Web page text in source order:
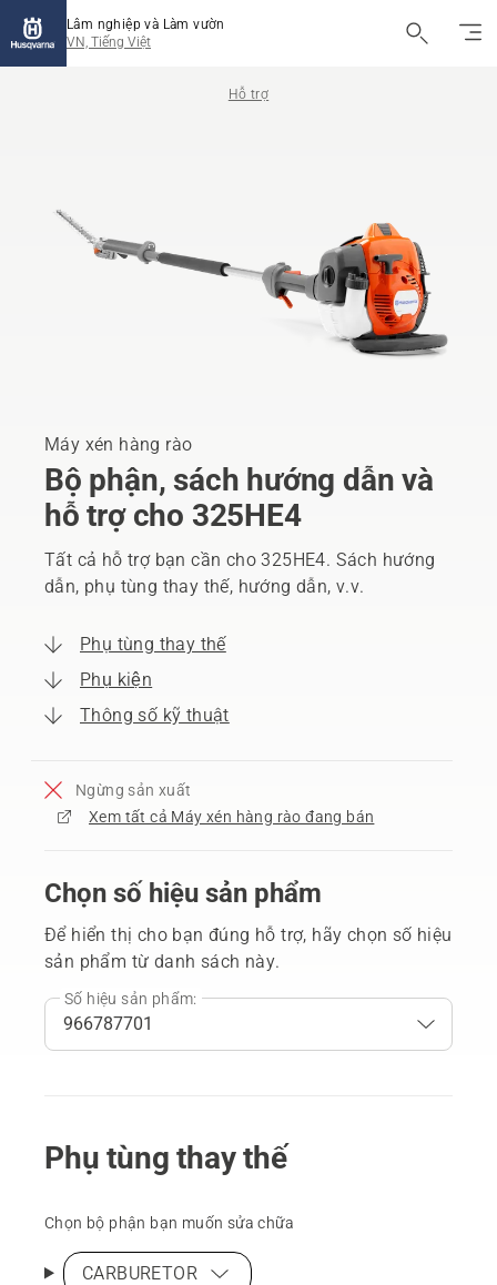
Lâm nghiệp và Làm vườn
VN, Tiếng Việt
Hỗ trợ
Máy xén hàng rào
Bộ phận, sách hướng dẫn và
hỗ trợ cho 325HE4
Tất cả hỗ trợ bạn cần cho 325HE4. Sách hướng
dẫn, phụ tùng thay thế, hướng dẫn, v.v.
Phụ tùng thay thế
Phụ kiện
Thông số kỹ thuật
Ngừng sản xuất
Xem tất cả Máy xén hàng rào đang bán
Chọn số hiệu sản phẩm
Để hiển thị cho bạn đúng hỗ trợ, hãy chọn số hiệu
sản phẩm từ danh sách này.
Số hiệu sản phẩm:
Phụ tùng thay thế
Chọn bộ phận bạn muốn sửa chữa
CARBURETOR